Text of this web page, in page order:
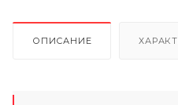
ОПИСАНИЕ